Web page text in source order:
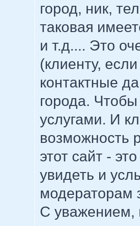
город, ник,
таковая
и т.д.... Это
(клиенту,
контактные
города.
услугами. И
возможность
этот сайт -
увидеть и
модераторам
С уважением,